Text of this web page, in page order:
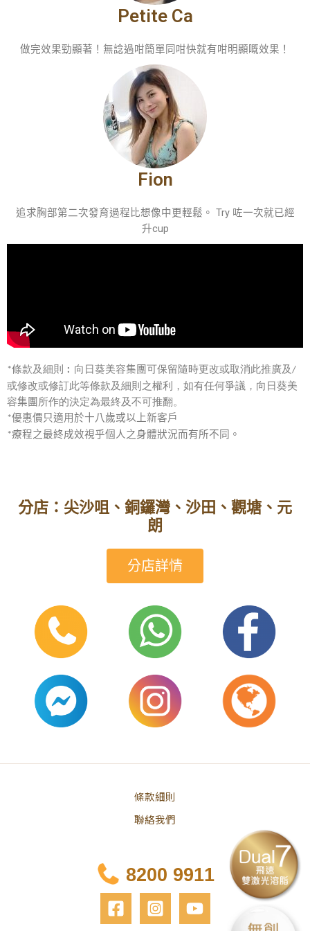
Petite Ca
做完效果勁顯著！無諗過咁簡單同咁快就有咁明顯嘅效果！
Fion
追求胸部第二次發育過程比想像中更輕鬆。 Try 咗一次就已經
升cup
*條款及細則︰向日葵美容集團可保留隨時更改或取消此推廣及 /
或修改或修訂此等條款及細則之權利，如有任何爭議，向日葵美
容集團 所作的決定為最終及不可推翻。
*優惠價只適用於十八歲或以上新客戶
*療程之最終成效視乎個人之身體狀況而有所不同。
分店：尖沙咀、銅鑼灣、沙田、觀塘、元
朗
分店詳情
條款細則
聯絡我們
8200 9911